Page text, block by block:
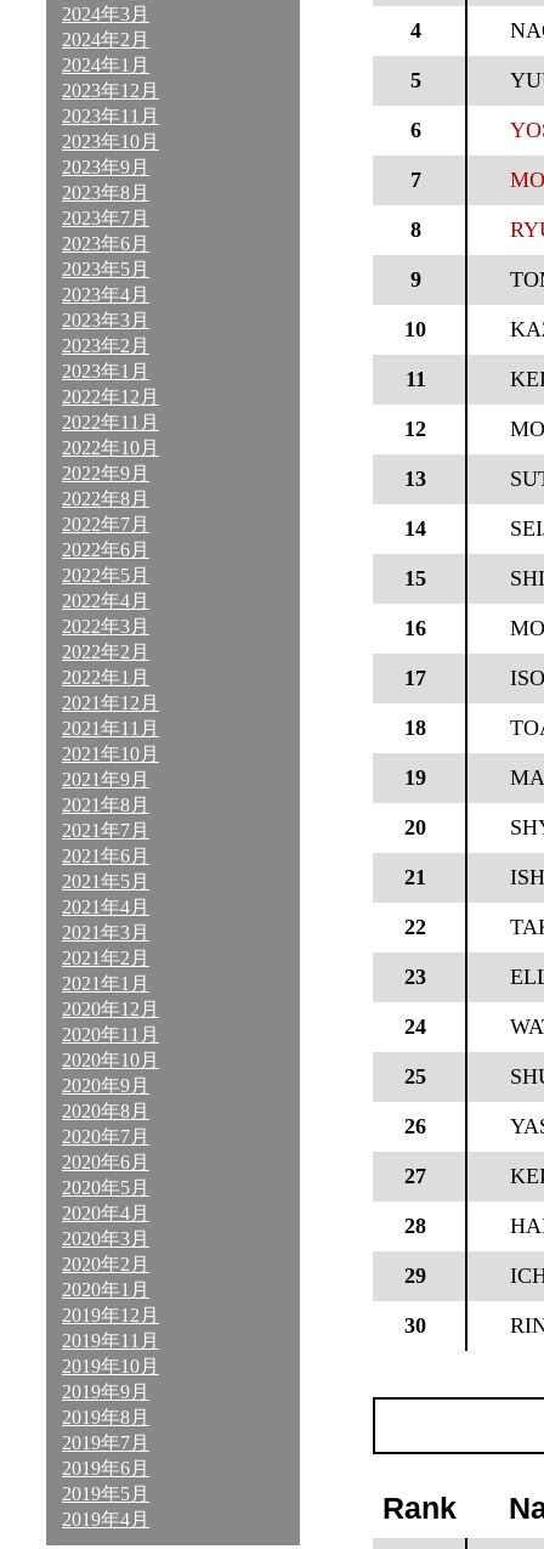
2024年3月
2024年2月
2024年1月
2023年12月
2023年11月
2023年10月
2023年9月
2023年8月
2023年7月
2023年6月
2023年5月
2023年4月
2023年3月
2023年2月
2023年1月
2022年12月
2022年11月
2022年10月
2022年9月
2022年8月
2022年7月
2022年6月
2022年5月
2022年4月
2022年3月
2022年2月
2022年1月
2021年12月
2021年11月
2021年10月
2021年9月
2021年8月
2021年7月
2021年6月
2021年5月
2021年4月
2021年3月
2021年2月
2021年1月
2020年12月
2020年11月
2020年10月
2020年9月
2020年8月
2020年7月
2020年6月
2020年5月
2020年4月
2020年3月
2020年2月
2020年1月
2019年12月
2019年11月
2019年10月
2019年9月
2019年8月
2019年7月
2019年6月
2019年5月
2019年4月
4
5
6
7
8
9
10
11
12
13
14
15
16
17
18
19
20
21
22
23
24
25
26
27
28
29
30
Rank